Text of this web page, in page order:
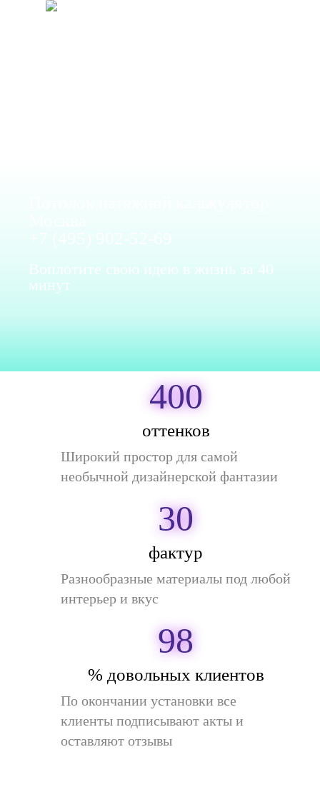
Воплотите свою идею в жизнь за 40
минут
400
оттенков
Широкий простор для самой
необычной дизайнерской фантазии
30
фактур
Разнообразные материалы под любой
интерьер и вкус
98
% довольных клиентов
По окончании установки все
клиенты подписывают акты и
оставляют отзывы